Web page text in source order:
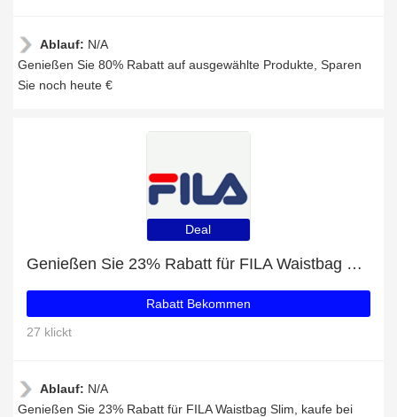
Ablauf: N/A
Genießen Sie 80% Rabatt auf ausgewählte Produkte, Sparen
Sie noch heute €
Deal
Genießen Sie 23% Rabatt für FILA Waistbag Slim
Rabatt Bekommen
27 klickt
Ablauf: N/A
Genießen Sie 23% Rabatt für FILA Waistbag Slim, kaufe bei